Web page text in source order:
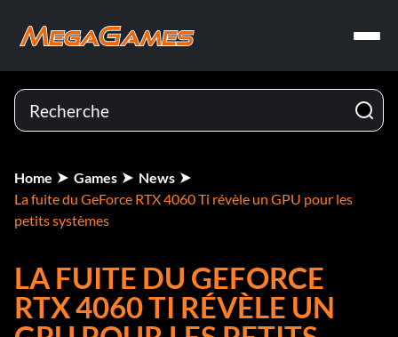
Home Games
News
La fuite du GeForce RTX 4060 Ti révèle un GPU pour les
petits systèmes
LA FUITE DU GEFORCE
RTX 4060 TI RÉVÈLE UN